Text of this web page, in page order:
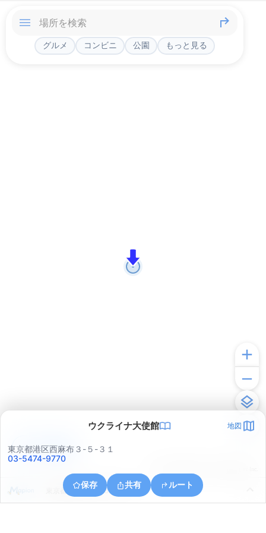
グルメ コンビニ 公園 もっと見る
ウクライナ大使館 地図
東京都港区西麻布３-５-３１
03-5474-9770
保存 共有 ルート
東京都港区六本木６丁目５
アプリで見る